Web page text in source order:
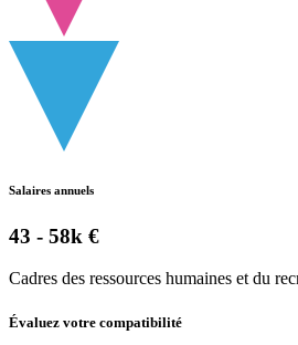
Salaires annuels
43 - 58k €
Cadres des ressources humaines et du
Évaluez votre compatibilité